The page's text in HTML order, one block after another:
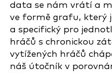
data se nám vrátí a
ve formě grafu, který
a specifický pro
hráčů s chronickou
vytížených hráčů
náš útočník v